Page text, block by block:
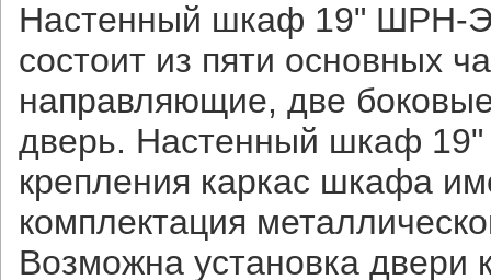
Настенный шкаф 19" ШРН-Э
состоит из пяти основных
направляющие, две
дверь. Настенный шкаф 19"
крепления каркас шкафа
комплектация
Возможна установка двери